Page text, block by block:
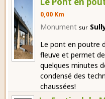
0,00 Km
Monument sur
Le pont en poutre
fleuve et permet
quelques minutes
condensé des
chaussées!